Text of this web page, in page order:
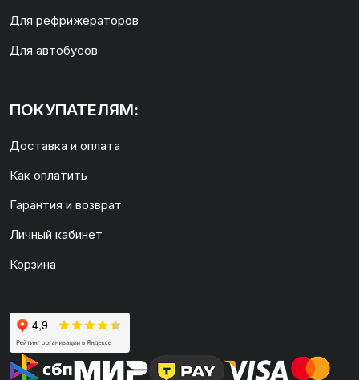
Для рефрижераторов
Для автобусов
ПОКУПАТЕЛЯМ:
Доставка и оплата
Как оплатить
Гарантия и возврат
Личный кабинет
Корзина